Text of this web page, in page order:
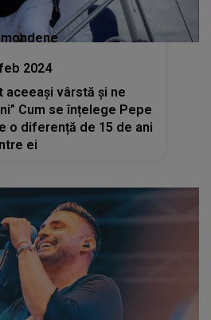
2024
aceeași vârstă și ne
Cum se înțelege Pepe
o diferență de 15 de ani
ei